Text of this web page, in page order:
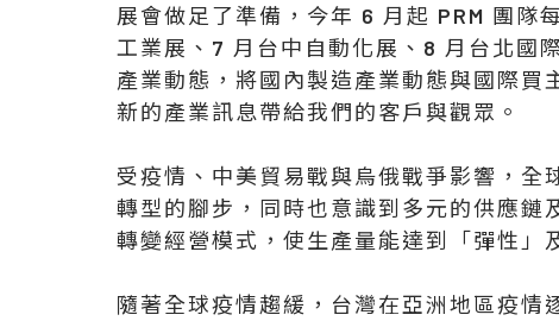
展會做足了準備，今年 6 月起 PRM 團隊
工業展、7 月台中自動化展、8 月台北國
產業動態，將國內製造產業動態與國際買
新的產業訊息帶給我們的客戶與觀眾。
受疫情、中美貿易戰與烏俄戰爭影響，
轉型的腳步，同時也意識到多元的供應鏈
轉變經營模式，使生產量能達到「彈性」
隨著全球疫情趨緩，台灣在亞洲地區疫情